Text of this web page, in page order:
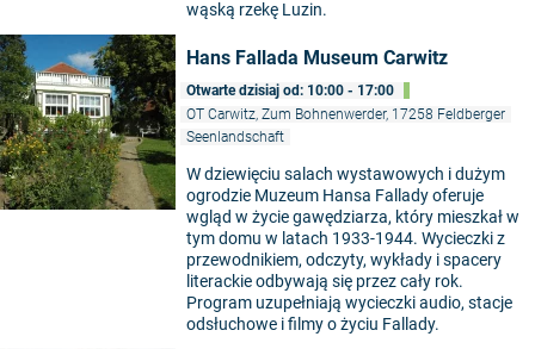
wąską rzekę Luzin.
Hans Fallada Museum Carwitz
Otwarte dzisiaj od: 10:00 - 17:00
OT Carwitz, Zum Bohnenwerder, 17258 Feldberger
Seenlandschaft
W dziewięciu salach wystawowych i dużym
ogrodzie Muzeum Hansa Fallady oferuje
wgląd w życie gawędziarza, który mieszkał w
tym domu w latach 1933-1944. Wycieczki z
przewodnikiem, odczyty, wykłady i spacery
literackie odbywają się przez cały rok.
Program uzupełniają wycieczki audio, stacje
odsłuchowe i filmy o życiu Fallady.